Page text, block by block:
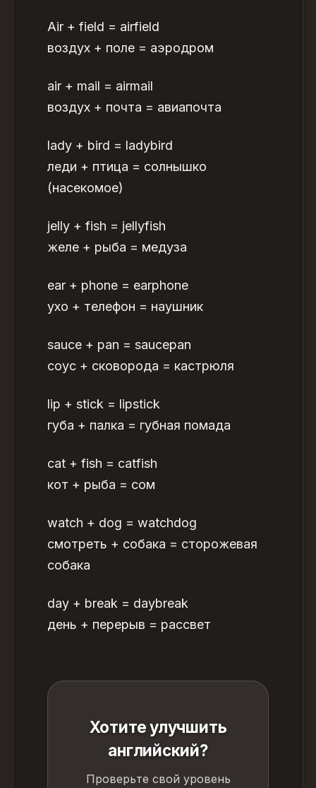
Air + field = airfield
воздух + поле = аэродром
air + mail = airmail
воздух + почта = авиапочта
lady + bird = ladybird
леди + птица = солнышко
(насекомое)
jelly + fish = jellyfish
желе + рыба = медуза
ear + phone = earphone
ухо + телефон = наушник
sauce + pan = saucepan
соус + сковорода = кастрюля
lip + stick = lipstick
губа + палка = губная помада
cat + fish = catfish
кот + рыба = сом
watch + dog = watchdog
смотреть + собака = сторожевая
собака
day + break = daybreak
день + перерыв = рассвет
Хотите улучшить
английский?
Проверьте свой уровень